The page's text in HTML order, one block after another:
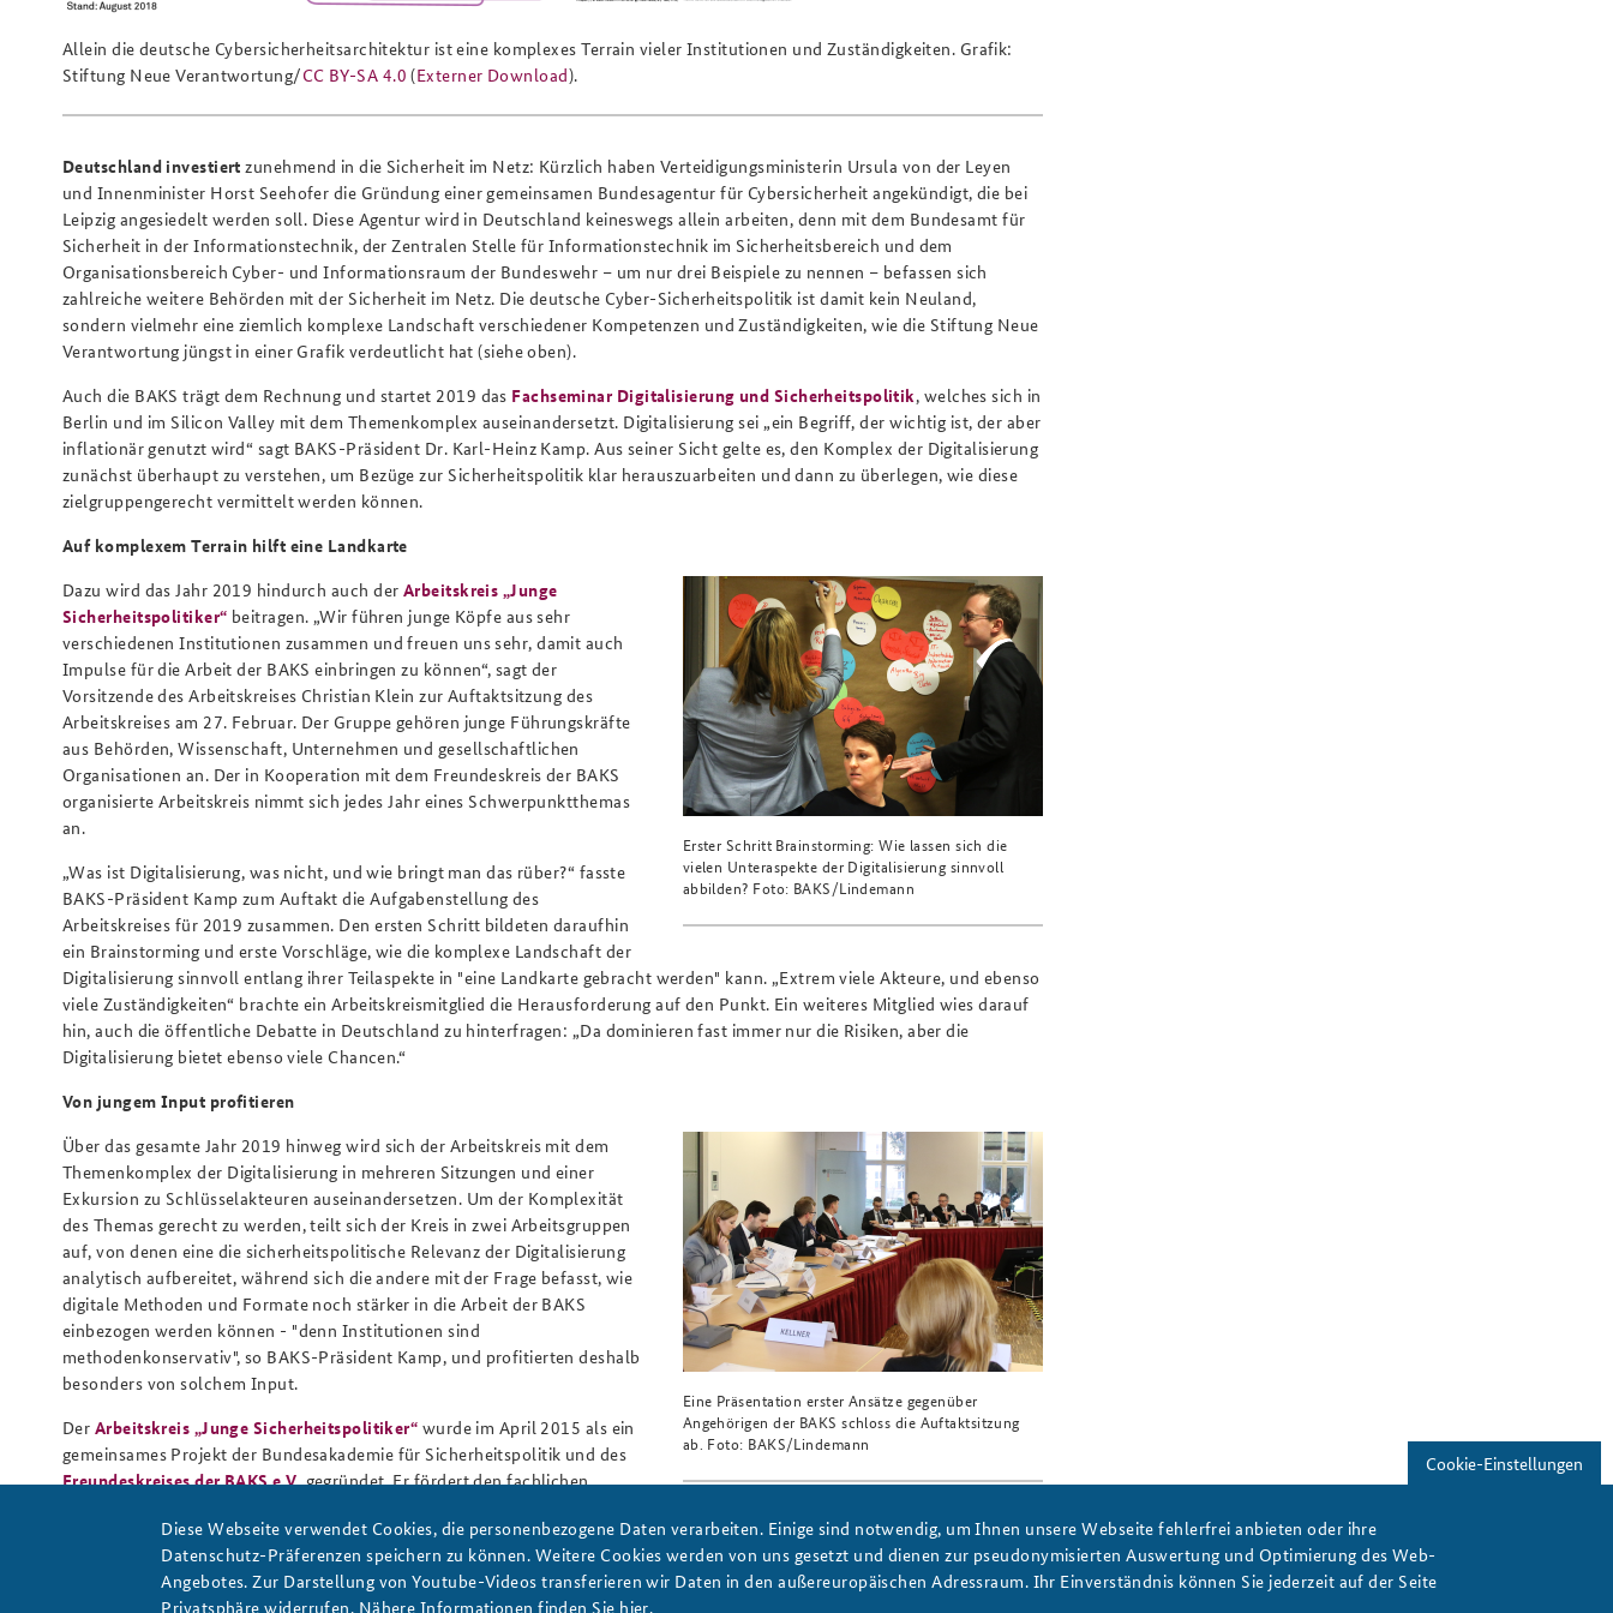
Allein die deutsche Cybersicherheitsarchitektur ist eine komplexes Terrain vieler Institutionen und Zuständigkeiten. Grafik:
Stiftung Neue Verantwortung/CC BY-SA 4.0 (Externer Download).
Deutschland investiert zunehmend in die Sicherheit im Netz: Kürzlich haben Verteidigungsministerin Ursula von der Leyen
und Innenminister Horst Seehofer die Gründung einer gemeinsamen Bundesagentur für Cybersicherheit angekündigt, die bei
Leipzig angesiedelt werden soll. Diese Agentur wird in Deutschland keineswegs allein arbeiten, denn mit dem Bundesamt für
Sicherheit in der Informationstechnik, der Zentralen Stelle für Informationstechnik im Sicherheitsbereich und dem
Organisationsbereich Cyber- und Informationsraum der Bundeswehr – um nur drei Beispiele zu nennen – befassen sich
zahlreiche weitere Behörden mit der Sicherheit im Netz. Die deutsche Cyber-Sicherheitspolitik ist damit kein Neuland,
sondern vielmehr eine ziemlich komplexe Landschaft verschiedener Kompetenzen und Zuständigkeiten, wie die Stiftung Neue
Verantwortung jüngst in einer Grafik verdeutlicht hat (siehe oben).
Auch die BAKS trägt dem Rechnung und startet 2019 das Fachseminar Digitalisierung und Sicherheitspolitik, welches sich in
Berlin und im Silicon Valley mit dem Themenkomplex auseinandersetzt. Digitalisierung sei „ein Begriff, der wichtig ist, der aber
inflationär genutzt wird“ sagt BAKS-Präsident Dr. Karl-Heinz Kamp. Aus seiner Sicht gelte es, den Komplex der Digitalisierung
zunächst überhaupt zu verstehen, um Bezüge zur Sicherheitspolitik klar herauszuarbeiten und dann zu überlegen, wie diese
zielgruppengerecht vermittelt werden können.
Auf komplexem Terrain hilft eine Landkarte
Erster Schritt Brainstorming: Wie lassen sich die
vielen Unteraspekte der Digitalisierung sinnvoll
abbilden? Foto: BAKS/Lindemann
Dazu wird das Jahr 2019 hindurch auch der Arbeitskreis „Junge
Sicherheitspolitiker“ beitragen. „Wir führen junge Köpfe aus sehr
verschiedenen Institutionen zusammen und freuen uns sehr, damit auch
Impulse für die Arbeit der BAKS einbringen zu können“, sagt der
Vorsitzende des Arbeitskreises Christian Klein zur Auftaktsitzung des
Arbeitskreises am 27. Februar. Der Gruppe gehören junge Führungskräfte
aus Behörden, Wissenschaft, Unternehmen und gesellschaftlichen
Organisationen an. Der in Kooperation mit dem Freundeskreis der BAKS
organisierte Arbeitskreis nimmt sich jedes Jahr eines Schwerpunktthemas
an.
„Was ist Digitalisierung, was nicht, und wie bringt man das rüber?“ fasste
BAKS-Präsident Kamp zum Auftakt die Aufgabenstellung des
Arbeitskreises für 2019 zusammen. Den ersten Schritt bildeten daraufhin
ein Brainstorming und erste Vorschläge, wie die komplexe Landschaft der
Digitalisierung sinnvoll entlang ihrer Teilaspekte in "eine Landkarte gebracht werden" kann. „Extrem viele Akteure, und ebenso
viele Zuständigkeiten“ brachte ein Arbeitskreismitglied die Herausforderung auf den Punkt. Ein weiteres Mitglied wies darauf
hin, auch die öffentliche Debatte in Deutschland zu hinterfragen: „Da dominieren fast immer nur die Risiken, aber die
Digitalisierung bietet ebenso viele Chancen.“
Von jungem Input profitieren
Eine Präsentation erster Ansätze gegenüber
Angehörigen der BAKS schloss die Auftaktsitzung
ab. Foto: BAKS/Lindemann
Über das gesamte Jahr 2019 hinweg wird sich der Arbeitskreis mit dem
Themenkomplex der Digitalisierung in mehreren Sitzungen und einer
Exkursion zu Schlüsselakteuren auseinandersetzen. Um der Komplexität
des Themas gerecht zu werden, teilt sich der Kreis in zwei Arbeitsgruppen
auf, von denen eine die sicherheitspolitische Relevanz der Digitalisierung
analytisch aufbereitet, während sich die andere mit der Frage befasst, wie
digitale Methoden und Formate noch stärker in die Arbeit der BAKS
einbezogen werden können - "denn Institutionen sind
methodenkonservativ", so BAKS-Präsident Kamp, und profitierten deshalb
besonders von solchem Input.
Der Arbeitskreis „Junge Sicherheitspolitiker“ wurde im April 2015 als ein
gemeinsames Projekt der Bundesakademie für Sicherheitspolitik und des
Freundeskreises der BAKS e.V.gegründet. Er fördert den fachlichen
Gesellschaft und bezieht sie in die Arbeit der BAKS ein.
Sebastian Nieke
Cookie-Einstellungen
Diese Webseite verwendet Cookies, die personenbezogene Daten verarbeiten. Einige sind notwendig, um Ihnen unsere Webseite fehlerfrei anbieten oder ihre
Datenschutz-Präferenzen speichern zu können. Weitere Cookies werden von uns gesetzt und dienen zur pseudonymisierten Auswertung und Optimierung des Web-
Angebotes. Zur Darstellung von Youtube-Videos transferieren wir Daten in den außereuropäischen Adressraum. Ihr Einverständnis können Sie jederzeit auf der Seite
Privatsphäre widerrufen. Nähere Informationen finden Sie hier.